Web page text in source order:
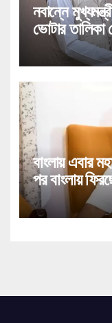
নবান্নে
ভোটার তালিকা
পড়া নিয়ে
বাংলায় এবার
পর বাংলায়